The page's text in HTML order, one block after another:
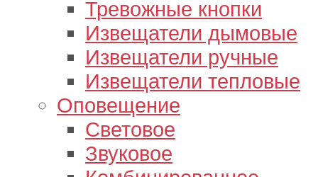
Тревожные кнопки
Извещатели дымовые
Извещатели ручные
Извещатели тепловые
Оповещение
Световое
Звуковое